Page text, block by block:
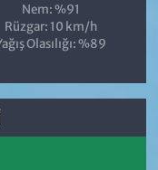
Nem: %91
Rüzgar: 10 km/h
Olasılığı: %89